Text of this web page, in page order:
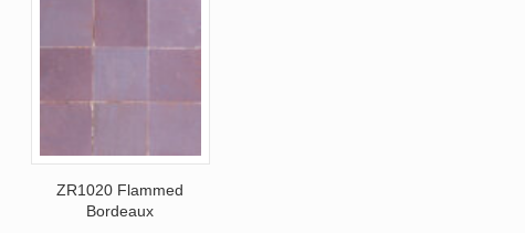
ZR1020 Flammed
Bordeaux